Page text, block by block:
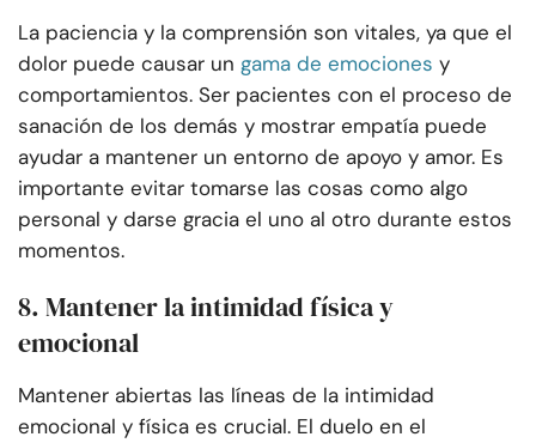
La paciencia y la comprensión son vitales, ya que el
dolor puede causar un gama de emociones y
comportamientos. Ser pacientes con el proceso de
sanación de los demás y mostrar empatía puede
ayudar a mantener un entorno de apoyo y amor. Es
importante evitar tomarse las cosas como algo
personal y darse gracia el uno al otro durante estos
momentos.
8. Mantener la intimidad física y
emocional
Mantener abiertas las líneas de la intimidad
emocional y física es crucial. El duelo en el